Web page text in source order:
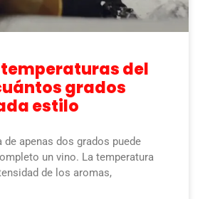
temperaturas del
grados
estilo
de apenas dos grados puede
un vino. La temperatura
de los aromas,